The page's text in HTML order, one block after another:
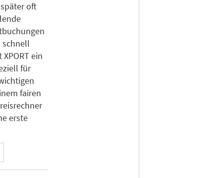
oft
schnell
ein
für
fairen
erste